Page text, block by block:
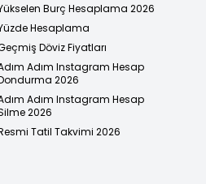
Burç Hesaplama 2026
Hesaplama
Döviz Fiyatları
Adım Instagram Hesap
2026
Adım Instagram Hesap
2026
Tatil Takvimi 2026